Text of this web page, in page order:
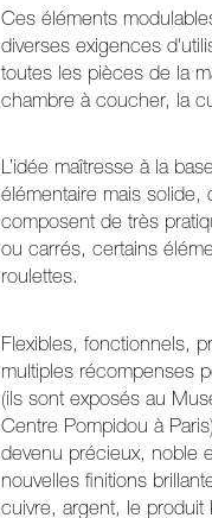
Ces éléments
diverses exigences
toutes les pièces de la
chambre à coucher, la
L’idée maîtresse à la
élémentaire mais solide,
composent de très
ou carrés, certains
roulettes.
Flexibles, fonctionnels,
multiples récompenses
(ils sont exposés au
Centre Pompidou à
devenu précieux, noble
nouvelles finitions
cuivre, argent, le produit